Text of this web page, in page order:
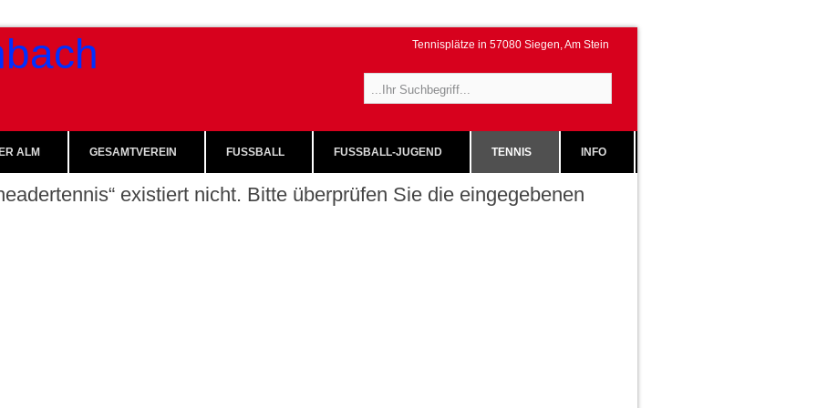
Tennisplätze in 57080 Siegen, Am Stein
ALM GESAMTVEREIN FUSSBALL FUSSBALL-JUGEND TENNIS INFO
existiert nicht. Bitte überprüfen Sie die eingegebenen